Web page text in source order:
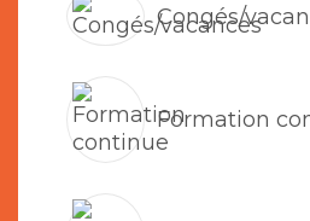
Congés/
Formation